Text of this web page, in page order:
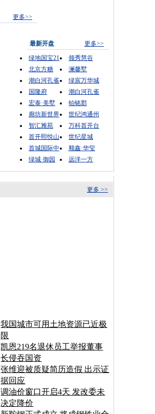
更多>>
最新开盘
更多>>
绿地国宝21
领秀慧谷
北京方糖
澜馨墅
潮白河孔雀
绿宸万华城
国隆府
潮白河孔雀
宏泰·美墅
铂铭郡
廊坊新世界
世纪鸿通州
智汇雅苑
万科首开台
首开熙悦山
世纪星城
首城国际中
顺鑫·华玺
绿城·御园
远洋一方
更多 >>
我国城市可用土地资源已近极
限
凯恩219名退休员工举报董事
长侵吞国资
张维迎被质疑简历造假 出示证
据回应
调油价窗口开启4天 发改委未
决定降价